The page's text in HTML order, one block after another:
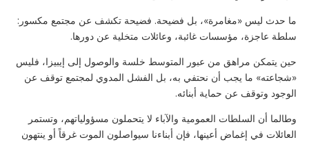
ما حدث ليس «مغامرة»، بل فضيحة. فضيحة تكشف عن مجتمع مكسور:
سلطة عاجزة، مؤسسات غائبة، وعائلات متخلية عن دورها.
حين يتمكن مراهق من عبور المتوسط خلسة والوصول إلى إيبيزا، فليس
«شجاعته» ما يجب أن نحتفي به، بل الفشل المدوي لمجتمع توقف عن
الوجود وتوقف عن حماية أبنائه.
وطالما أن السلطات العمومية والآباء لا يتحملون مسؤولياتهم، وتستمر
العائلات في إغماض أعينها، فإن أبناءنا سيواصلون الموت غرقاً أو ينتهون